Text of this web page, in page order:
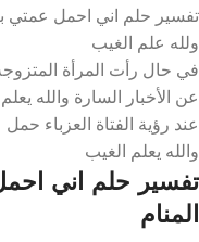
تفسير حلم اني احمل عمتي
ولله علم الغيب
في حال رأت المرأة
عن الأخبار السارة والله
عند رؤية الفتاة العزباء
والله يعلم الغيب
تفسير حلم اني
المنام